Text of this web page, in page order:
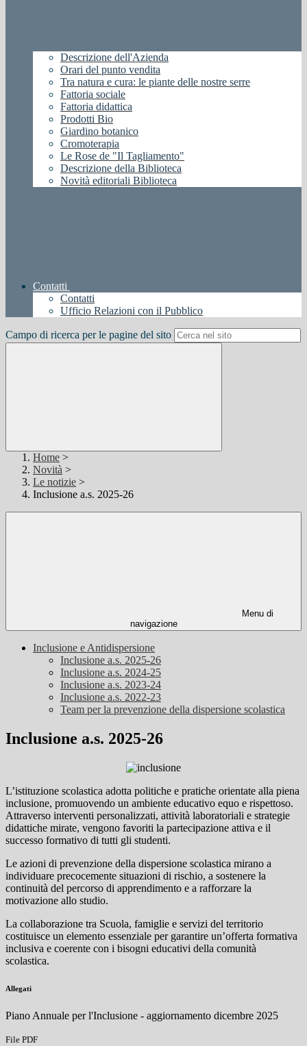
Descrizione dell'Azienda
Orari del punto vendita
Tra natura e cura: le piante delle nostre serre
Fattoria sociale
Fattoria didattica
Prodotti Bio
Giardino botanico
Cromoterapia
Le Rose de "Il Tagliamento"
Descrizione della Biblioteca
Novità editoriali Biblioteca
Contatti
Contatti
Ufficio Relazioni con il Pubblico
Campo di ricerca per le pagine del sito
Home >
Novità >
Le notizie >
Inclusione a.s. 2025-26
Menu di
navigazione
Inclusione e Antidispersione
Inclusione a.s. 2025-26
Inclusione a.s. 2024-25
Inclusione a.s. 2023-24
Inclusione a.s. 2022-23
Team per la prevenzione della dispersione scolastica
Inclusione a.s. 2025-26
L’istituzione scolastica adotta politiche e pratiche orientate alla piena
inclusione, promuovendo un ambiente educativo equo e rispettoso.
Attraverso interventi personalizzati, attività laboratoriali e strategie
didattiche mirate, vengono favoriti la partecipazione attiva e il
successo formativo di tutti gli studenti.
Le azioni di prevenzione della dispersione scolastica mirano a
individuare precocemente situazioni di rischio, a sostenere la
continuità del percorso di apprendimento e a rafforzare la
motivazione allo studio.
La collaborazione tra Scuola, famiglie e servizi del territorio
costituisce un elemento essenziale per garantire un’offerta formativa
inclusiva e coerente con i bisogni educativi della comunità
scolastica.
Allegati
Piano Annuale per l'Inclusione - aggiornamento dicembre 2025
File PDF